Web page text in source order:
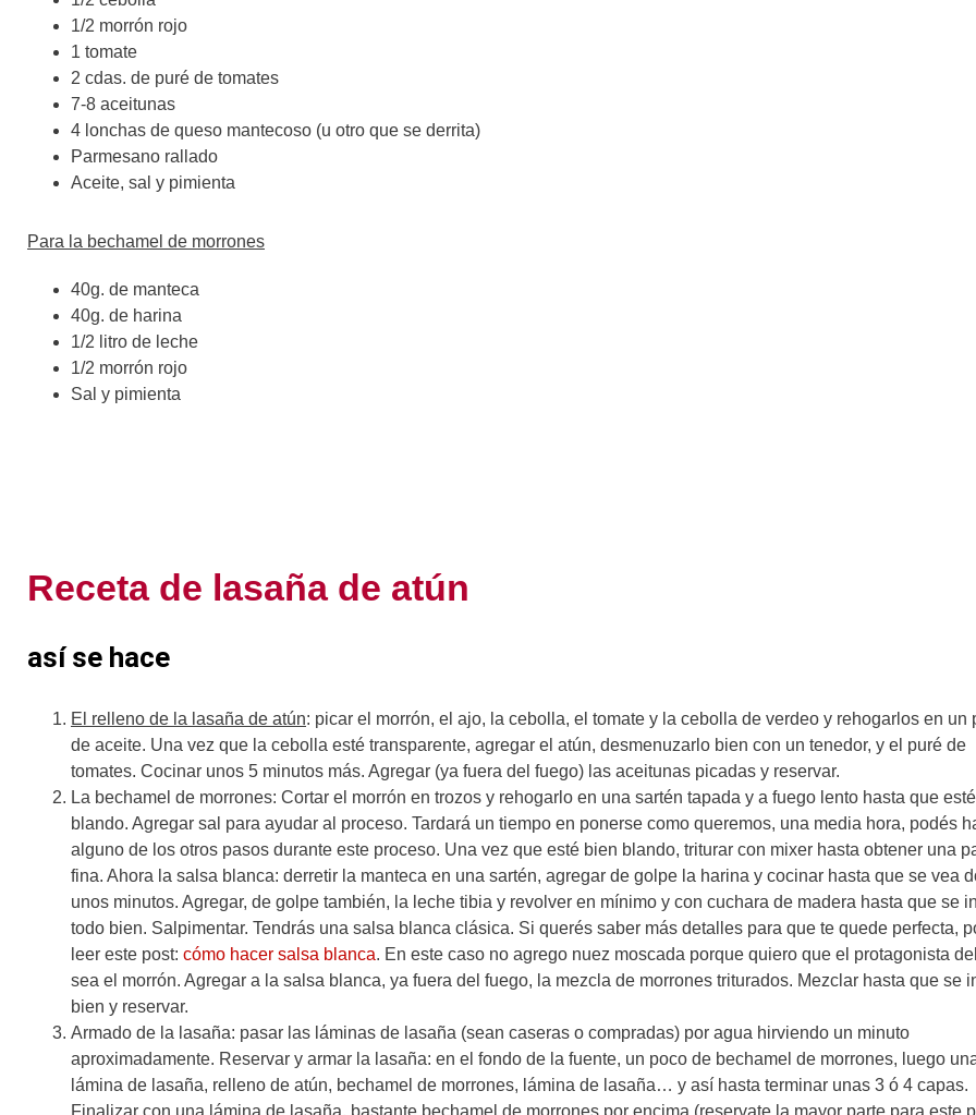
1/2 morrón rojo
1 tomate
2 cdas. de puré de tomates
7-8 aceitunas
4 lonchas de queso mantecoso (u otro que se derrita)
Parmesano rallado
Aceite, sal y pimienta
Para la bechamel de morrones
40g. de manteca
40g. de harina
1/2 litro de leche
1/2 morrón rojo
Sal y pimienta
Receta de lasaña de atún
así se hace
El relleno de la lasaña de atún: picar el morrón, el ajo, la cebolla, el tomate y la cebolla de verdeo y rehogarlos en un
de aceite. Una vez que la cebolla esté transparente, agregar el atún, desmenuzarlo bien con un tenedor, y el puré de
tomates. Cocinar unos 5 minutos más. Agregar (ya fuera del fuego) las aceitunas picadas y reservar.
La bechamel de morrones: Cortar el morrón en trozos y rehogarlo en una sartén tapada y a fuego lento hasta que
blando. Agregar sal para ayudar al proceso. Tardará un tiempo en ponerse como queremos, una media hora, podés
alguno de los otros pasos durante este proceso. Una vez que esté bien blando, triturar con mixer hasta obtener una
fina. Ahora la salsa blanca: derretir la manteca en una sartén, agregar de golpe la harina y cocinar hasta que se vea
unos minutos. Agregar, de golpe también, la leche tibia y revolver en mínimo y con cuchara de madera hasta que se
todo bien. Salpimentar. Tendrás una salsa blanca clásica. Si querés saber más detalles para que te quede perfecta,
leer este post: cómo hacer salsa blanca. En este caso no agrego nuez moscada porque quiero que el protagonista
sea el morrón. Agregar a la salsa blanca, ya fuera del fuego, la mezcla de morrones triturados. Mezclar hasta que se
bien y reservar.
Armado de la lasaña: pasar las láminas de lasaña (sean caseras o compradas) por agua hirviendo un minuto
aproximadamente. Reservar y armar la lasaña: en el fondo de la fuente, un poco de bechamel de morrones, luego
lámina de lasaña, relleno de atún, bechamel de morrones, lámina de lasaña… y así hasta terminar unas 3 ó 4 capas.
Finalizar con una lámina de lasaña, bastante bechamel de morrones por encima (reservate la mayor parte para este